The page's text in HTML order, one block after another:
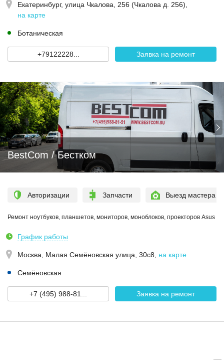
Екатеринбург, улица Чкалова, 256 (Чкалова д. 256)
на карте
Ботаническая
+79122228... Заявка на ремонт
BestCom / Бестком
Авторизации Запчасти Выезд мастера
Ремонт ноутбуков, планшетов, мониторов, моноблоков, проекторов Asus
График работы
Москва, Малая Семёновская улица, 30с8 на карте
Семёновская
+7 (495) 988-81... Заявка на ремонт